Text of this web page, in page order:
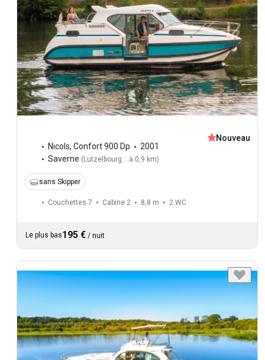
Nicols, Confort 900 Dp
2001
Saverne ( Lutzelbourg : à 0,9 km)
Nouveau
sans Skipper
Couchettes 7 Cabine 2 8,8 m 2 WC
Le plus bas195 € / nuit